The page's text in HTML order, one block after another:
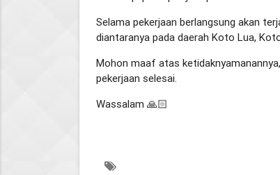
Selama pekerjaan berlangsung akan
diantaranya pada daerah Koto Lua,
Mohon maaf atas
pekerjaan selesai.
Wassalam 🙏🏻